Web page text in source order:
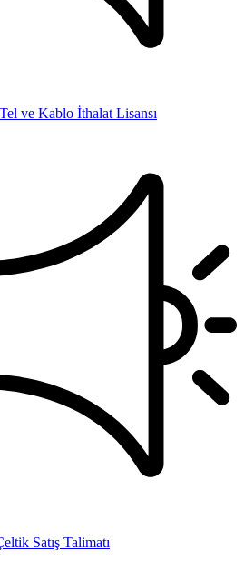
ve Kablo İthalat Lisansı
Satış Talimatı